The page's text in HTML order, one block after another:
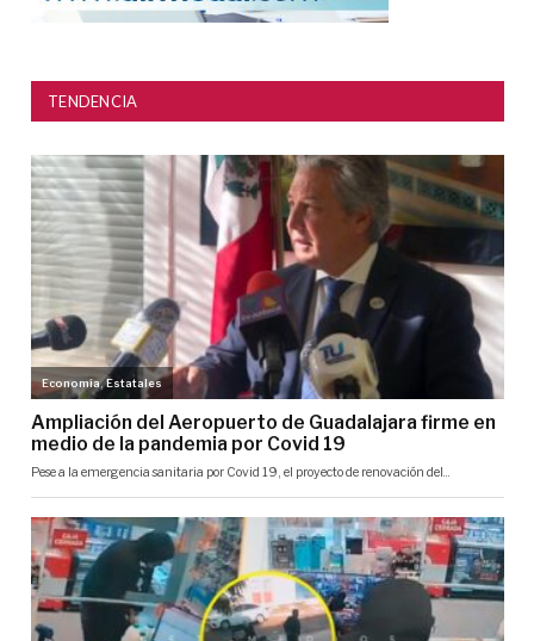
TENDENCIA